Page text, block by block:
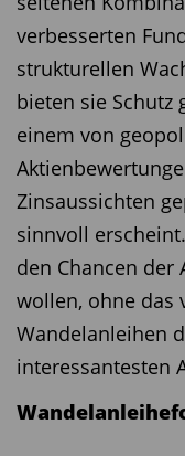
Raumfahrt
Auch im
Raumfahrt eine
Pouchoy
Navigation und
wachsender
Anti-
in den Schutz
Volumen von 250
verbesserten
strukturellen
bieten sie Schutz
einem von
Zinsaussichten
sinnvoll
den Chancen
wollen, ohne das
Wandelanleihen
interessantesten